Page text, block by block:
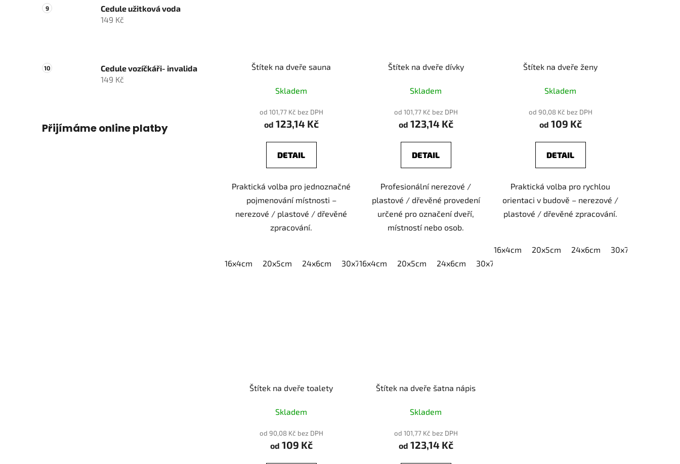
Cedule užitková voda
149 Kč
Cedule vozíčkáři- invalida
149 Kč
Přijímáme online platby
Štítek na dveře sauna
Skladem
od 101,77 Kč bez DPH
od 123,14 Kč
DETAIL
Praktická volba pro jednoznačné
pojmenování místnosti –
nerezové / plastové / dřevěné
zpracování.
16x4cm 20x5cm 24x6cm 30x7,5cm 40x10cm
Štítek na dveře dívky
Skladem
od 101,77 Kč bez DPH
od 123,14 Kč
DETAIL
Profesionální nerezové /
plastové / dřevěné provedení
určené pro označení dveří,
místností nebo osob.
16x4cm 20x5cm 24x6cm 30x7,5cm
Štítek na dveře ženy
Skladem
od 90,08 Kč bez DPH
od 109 Kč
DETAIL
Praktická volba pro rychlou
orientaci v budově – nerezové /
plastové / dřevěné zpracování.
16x4cm 20x5cm 24x6cm 30x7,5cm
Štítek na dveře toalety
Skladem
od 90,08 Kč bez DPH
od 109 Kč
Štítek na dveře šatna nápis
Skladem
od 101,77 Kč bez DPH
od 123,14 Kč